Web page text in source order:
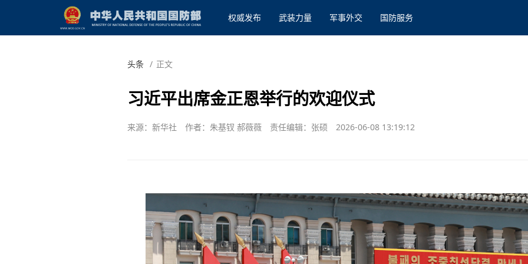
权威发布 武装力量 军事外交 国防服务
头条 / 正文
习近平出席金正恩举行的欢迎仪式
来源：新华社 作者：朱基钗 郝薇薇 责任编辑：张硕 2026-06-08 13:19:12